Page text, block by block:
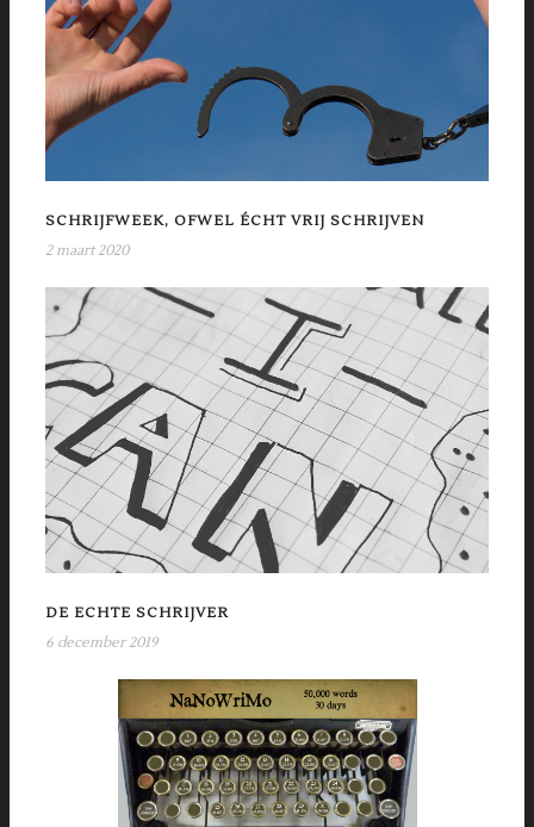
SCHRIJFWEEK, OFWEL ÉCHT VRIJ SCHRIJVEN
2 maart 2020
DE ECHTE SCHRIJVER
6 december 2019